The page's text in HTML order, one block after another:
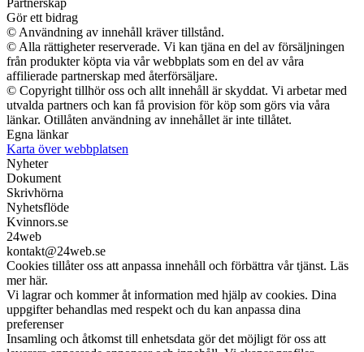
Gör ett bidrag
© Användning av innehåll kräver tillstånd.
© Alla rättigheter reserverade. Vi kan tjäna en del av försäljningen
från produkter köpta via vår webbplats som en del av våra
affilierade partnerskap med återförsäljare.
© Copyright tillhör oss och allt innehåll är skyddat. Vi arbetar med
utvalda partners och kan få provision för köp som görs via våra
länkar. Otillåten användning av innehållet är inte tillåtet.
Egna länkar
Karta över webbplatsen
Nyheter
Dokument
Skrivhörna
Nyhetsflöde
Kvinnors.se
24web
kontakt@24web.se
Cookies tillåter oss att anpassa innehåll och förbättra vår tjänst. Läs
mer här.
Vi lagrar och kommer åt information med hjälp av cookies. Dina
uppgifter behandlas med respekt och du kan anpassa dina
preferenser
Insamling och åtkomst till enhetsdata gör det möjligt för oss att